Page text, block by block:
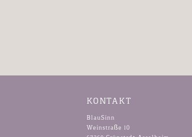
KONTAKT
BlauSinn
Weinstraße 10